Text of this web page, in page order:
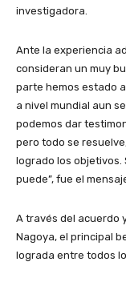
investigadora.
Ante la experiencia
consideran un muy
parte hemos estado
a nivel mundial aun
podemos dar
pero todo se
logrado los objetivos.
puede”, fue el
A través del acuerdo
Nagoya, el principal
lograda entre todos